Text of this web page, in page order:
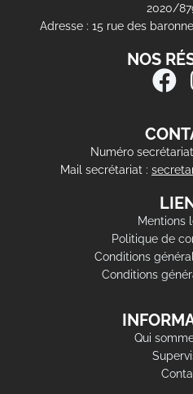
2020/
Adresse : 15 rue des
NOS
Numéro
Mail secrétariat :
Mentions
Politique de
Conditions
Conditions
Qui